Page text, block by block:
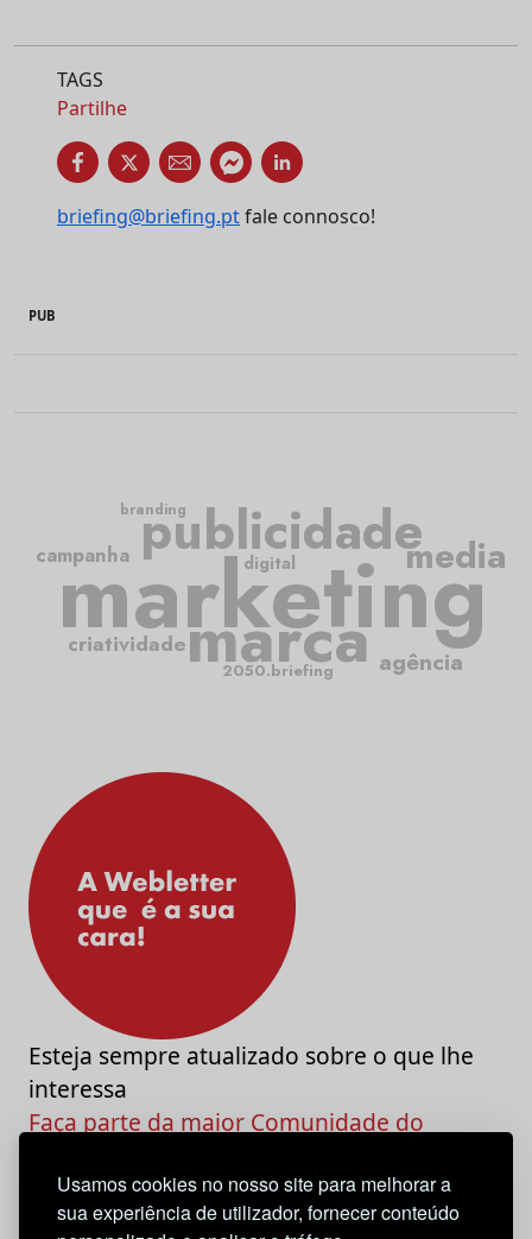
Usamos cookies no nosso site para melhorar a
sua experiência de utilizador, fornecer conteúdo
TAGS
Partilhe
briefing@briefing.ptfale connosco!
PUB
marketing
publicidade
marca
criatividade
campanha media
agência
digital
2050.briefing
branding
Esteja sempre atualizado sobre o que lhe
interessa
Faça parte da maior Comunidade do